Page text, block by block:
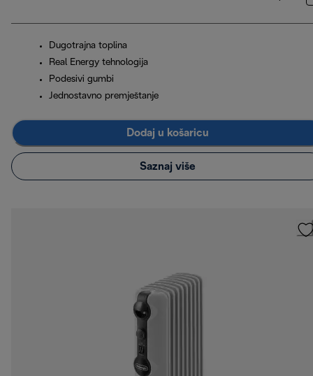
Dugotrajna toplina
Real Energy tehnologija
Podesivi gumbi
Jednostavno premještanje
Dodaj u košaricu
Saznaj više